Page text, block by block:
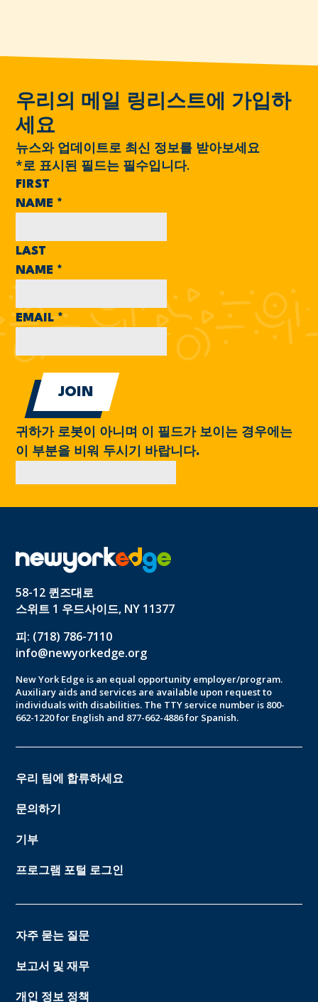
우리의 메일 링리스트에 가입하
세요
뉴스와 업데이트로 최신 정보를 받아보세요
*로 표시된 필드는 필수입니다.
FIRST
NAME *
LAST
NAME *
EMAIL*
귀하가 로봇이 아니며 이 필드가 보이는 경우에는
이 부분을 비워 두시기 바랍니다.
58-12 퀸즈대로
스위트 1 우드사이드, NY 11377
피: (718) 786-7110
info@newyorkedge.org
New York Edge is an equal opportunity employer/program.
Auxiliary aids and services are available upon request to
individuals with disabilities. The TTY service number is 800-
662-1220 for English and 877-662-4886 for Spanish.
우리 팀에 합류하세요
문의하기
기부
프로그램 포털 로그인
자주 묻는 질문
보고서 및 재무
개인 정보 정책